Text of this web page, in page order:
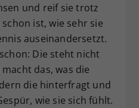
und reif sie trotz
ist, wie sehr sie
auseinandersetzt.
Die steht nicht
das, was die
die hinterfragt und
wie sie sich fühlt.